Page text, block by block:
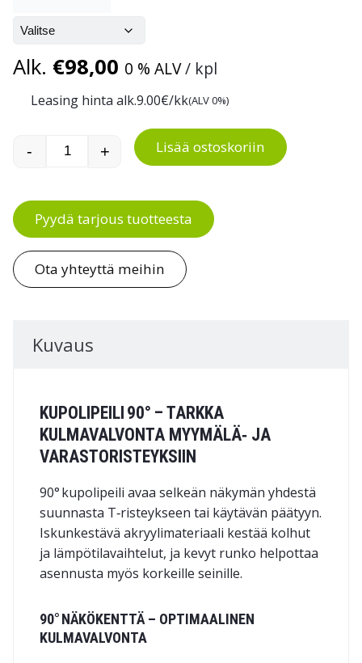
Alk. €98,00 0 % ALV/ kpl
Leasing hinta alk.9.00€/kk(ALV 0%)
Kupolipeili 90° määrä
- + Lisää ostoskoriin
Pyydä tarjous tuotteesta
Ota yhteyttä meihin
Kuvaus
KUPOLIPEILI 90° – TARKKA
KULMAVALVONTA MYYMÄLÄ‑ JA
VARASTORISTEYKSIIN
90° kupolipeili avaa selkeän näkymän yhdestä
suunnasta T‑risteykseen tai käytävän päätyyn.
Iskunkestävä akryylimateriaali kestää kolhut
ja lämpötilavaihtelut, ja kevyt runko helpottaa
asennusta myös korkeille seinille.
90° NÄKÖKENTTÄ – OPTIMAALINEN
KULMAVALVONTA